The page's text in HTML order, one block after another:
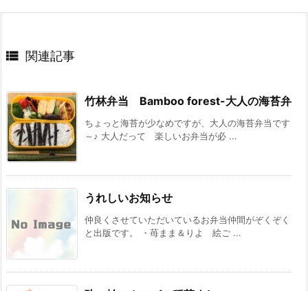
 関連記事
竹林弁当 Bamboo forest-大人の海苔弁
ちょっと海苔が少なめですが、大人の海苔弁当です
～♪ 大人だって 楽しいお弁当が必 ...
うれしいお知らせ
仲良くさせていただいているお弁当仲間がぞくぞく
と出版です。 ・苺まま＆りよ 絵ご ...